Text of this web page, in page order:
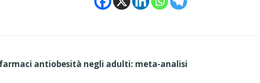
antiobesità negli adulti: meta-analisi